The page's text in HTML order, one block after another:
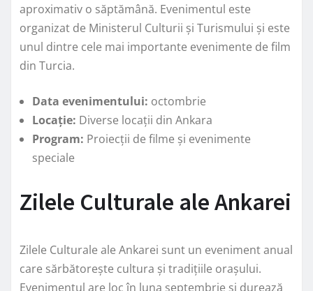
aproximativ o săptămână. Evenimentul este
organizat de Ministerul Culturii și Turismului și este
unul dintre cele mai importante evenimente de film
din Turcia.
Data evenimentului: octombrie
Locație: Diverse locații din Ankara
Program: Proiecții de filme și evenimente
speciale
Zilele Culturale ale Ankarei
Zilele Culturale ale Ankarei sunt un eveniment anual
care sărbătorește cultura și tradițiile orașului.
Evenimentul are loc în luna septembrie și durează